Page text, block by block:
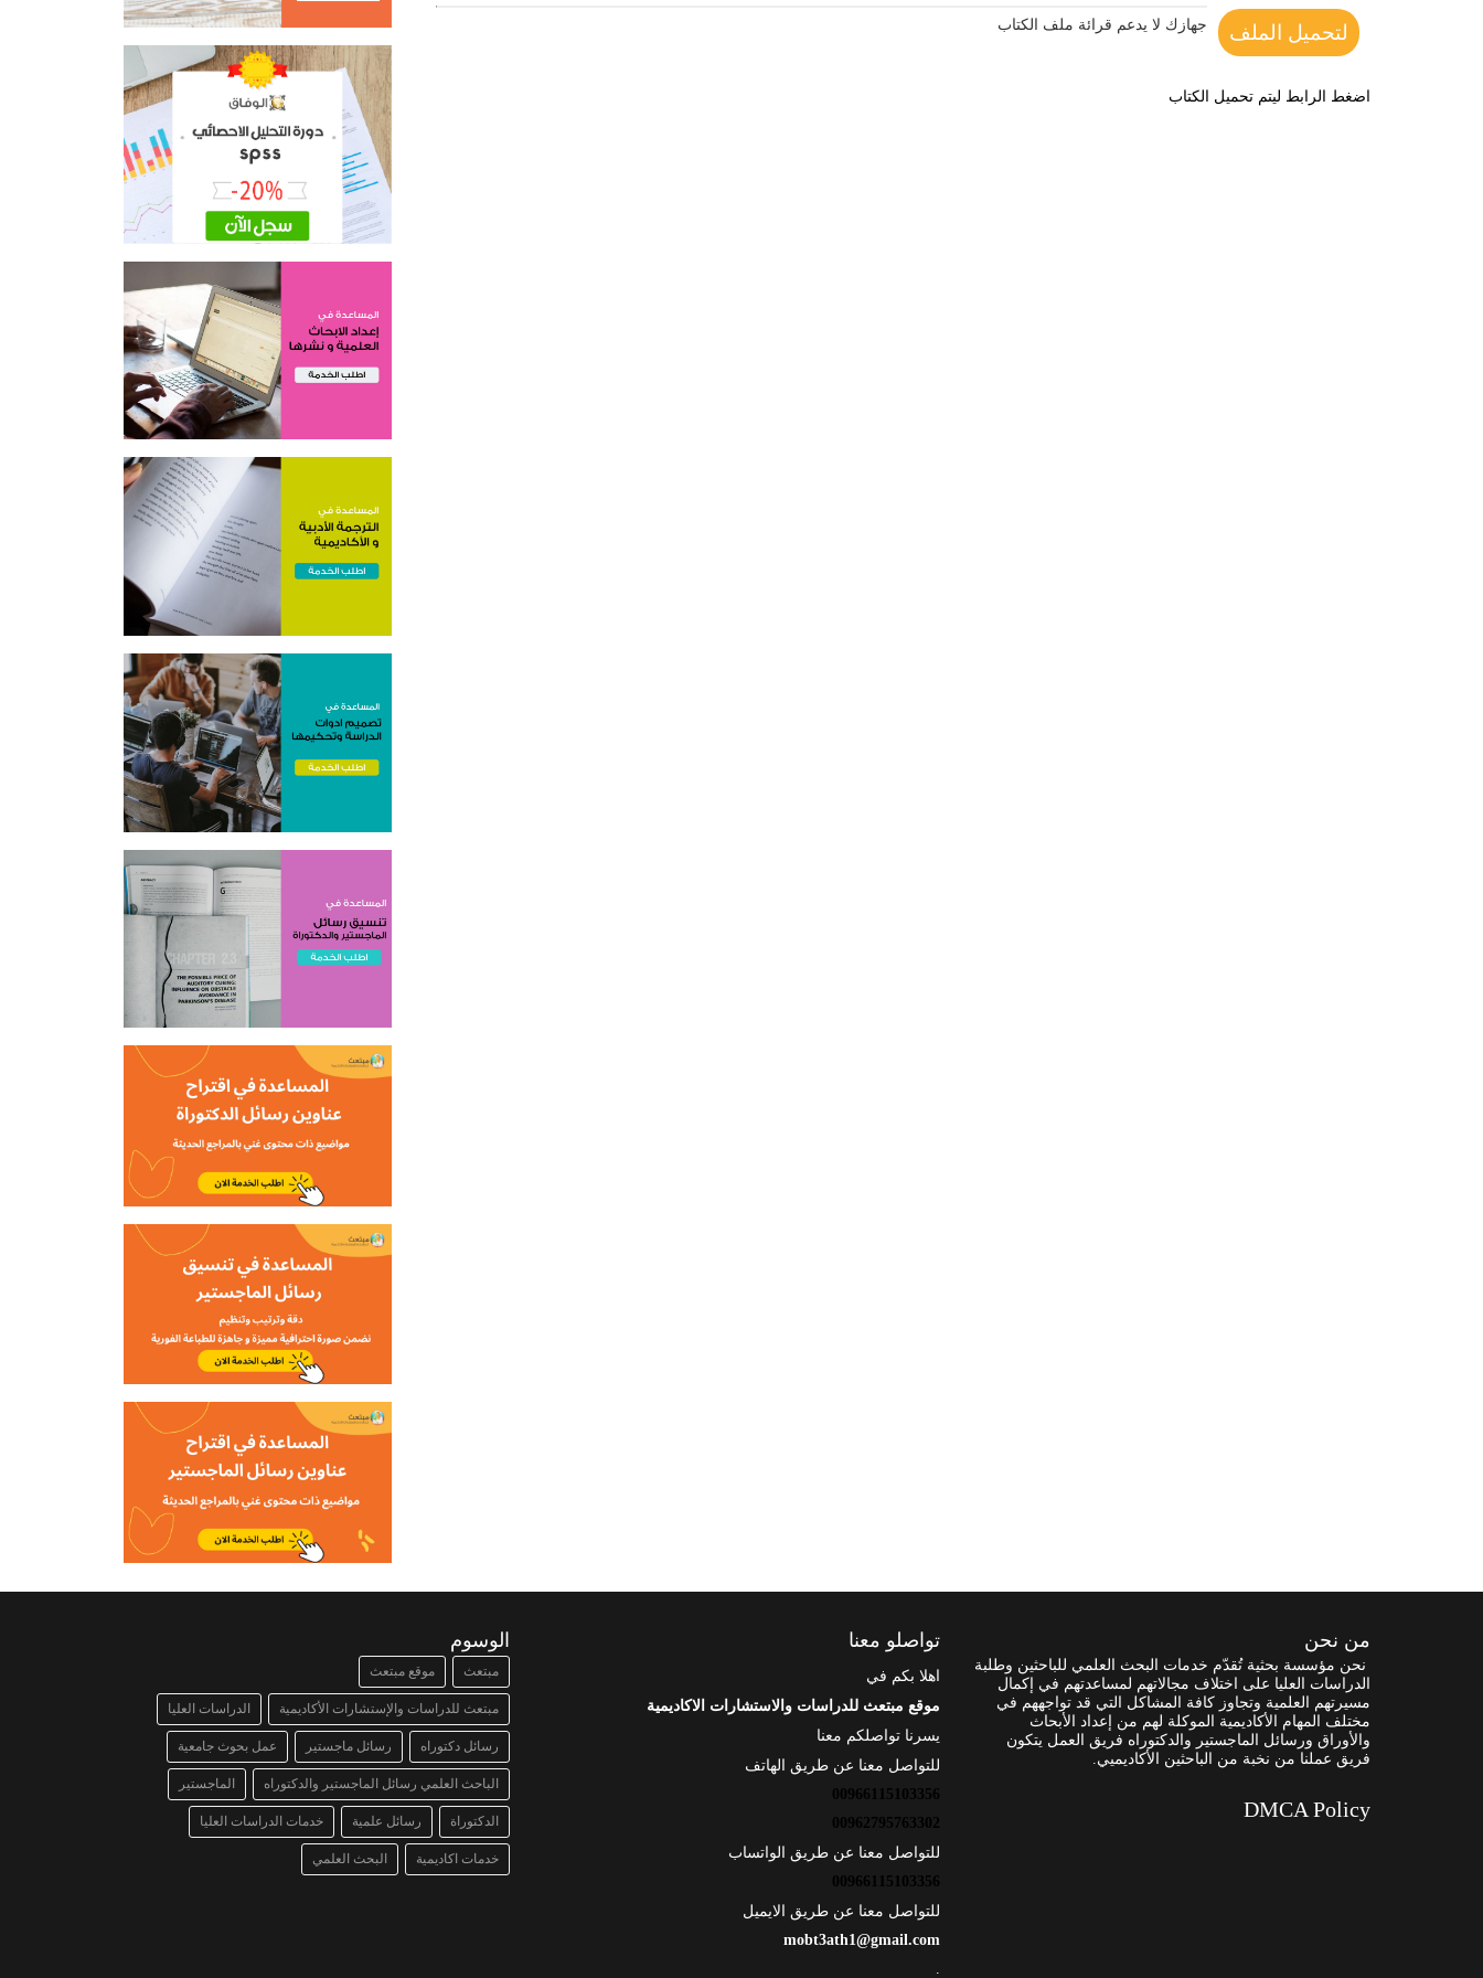
لتحميل الملف جهازك لا يدعم قرائة ملف الكتاب
اضغط الرابط ليتم تحميل الكتاب
من نحن
نحن مؤسسة بحثية تُقدّم خدمات البحث العلمي للباحثين وطلبة
الدراسات العليا على اختلاف مجالاتهم لمساعدتهم في إكمال
مسيرتهم العلمية وتجاوز كافة المشاكل التي قد تواجههم في
مختلف المهام الأكاديمية الموكلة لهم من إعداد الأبحاث
والأوراق ورسائل الماجستير والدكتوراه فريق العمل يتكون
فريق عملنا من نخبة من الباحثين الأكاديميي.
DMCA Policy
تواصلو معنا
اهلا بكم في
موقع مبتعث للدراسات والاستشارات الاكاديمية
يسرنا تواصلكم معنا
للتواصل معنا عن طريق الهاتف
00966115103356
00962795763302
للتواصل معنا عن طريق الواتساب
00966115103356
للتواصل معنا عن طريق الايميل
mobt3ath1@gmail.com
الوسوم
مبتعث موقع مبتعث
مبتعث للدراسات والإستشارات الأكاديمية الدراسات العليا
رسائل دكتوراه رسائل ماجستير عمل بحوث جامعية
الباحث العلمي رسائل الماجستير والدكتوراه الماجستير
الدكتوراة رسائل علمية خدمات الدراسات العليا
خدمات اكاديمية البحث العلمي